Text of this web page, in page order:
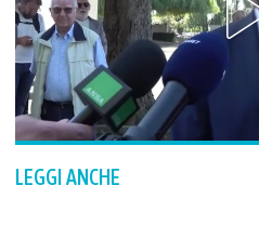
LEGGI ANCHE